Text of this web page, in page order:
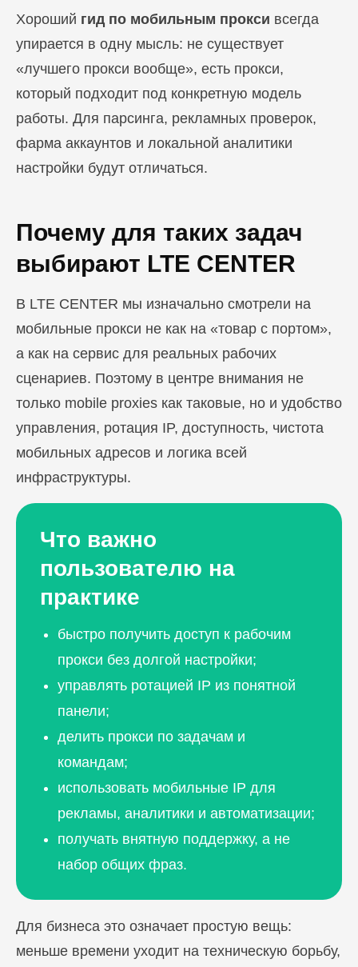
Хороший гид по мобильным прокси всегда
упирается в одну мысль: не существует
«лучшего прокси вообще», есть прокси,
который подходит под конкретную модель
работы. Для парсинга, рекламных проверок,
фарма аккаунтов и локальной аналитики
настройки будут отличаться.
Почему для таких задач
выбирают LTE CENTER
В LTE CENTER мы изначально смотрели на
мобильные прокси не как на «товар с портом»,
а как на сервис для реальных рабочих
сценариев. Поэтому в центре внимания не
только mobile proxies как таковые, но и удобство
управления, ротация IP, доступность, чистота
мобильных адресов и логика всей
инфраструктуры.
Что важно
пользователю на
практике
быстро получить доступ к рабочим
прокси без долгой настройки;
управлять ротацией IP из понятной
панели;
делить прокси по задачам и
командам;
использовать мобильные IP для
рекламы, аналитики и автоматизации;
получать внятную поддержку, а не
набор общих фраз.
Для бизнеса это означает простую вещь:
меньше времени уходит на техническую борьбу,